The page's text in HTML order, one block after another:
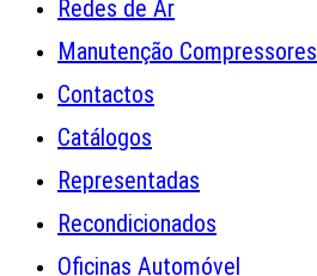
Redes de Ar
Manutenção Compressores
Contactos
Catálogos
Representadas
Recondicionados
Oficinas Automóvel